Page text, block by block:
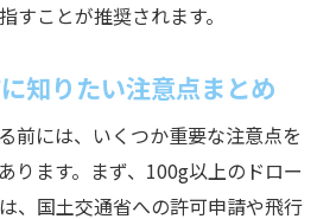
すことが推奨されます。
知りたい注意点まとめ
前には、いくつか重要な注意点を
ります。まず、100g以上のドロー
、国土交通省への許可申請や飛行